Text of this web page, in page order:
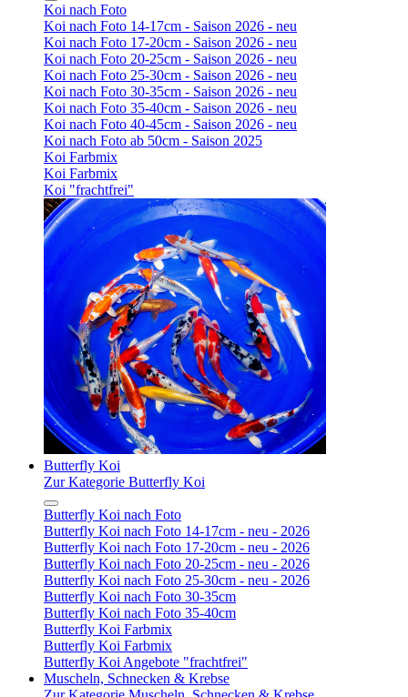
Koi nach Foto
Koi nach Foto 14-17cm - Saison 2026 - neu
Koi nach Foto 17-20cm - Saison 2026 - neu
Koi nach Foto 20-25cm - Saison 2026 - neu
Koi nach Foto 25-30cm - Saison 2026 - neu
Koi nach Foto 30-35cm - Saison 2026 - neu
Koi nach Foto 35-40cm - Saison 2026 - neu
Koi nach Foto 40-45cm - Saison 2026 - neu
Koi nach Foto ab 50cm - Saison 2025
Koi Farbmix
Koi Farbmix
Koi "frachtfrei"
Butterfly Koi
Zur Kategorie Butterfly Koi
Butterfly Koi nach Foto
Butterfly Koi nach Foto 14-17cm - neu - 2026
Butterfly Koi nach Foto 17-20cm - neu - 2026
Butterfly Koi nach Foto 20-25cm - neu - 2026
Butterfly Koi nach Foto 25-30cm - neu - 2026
Butterfly Koi nach Foto 30-35cm
Butterfly Koi nach Foto 35-40cm
Butterfly Koi Farbmix
Butterfly Koi Farbmix
Butterfly Koi Angebote "frachtfrei"
Muscheln, Schnecken & Krebse